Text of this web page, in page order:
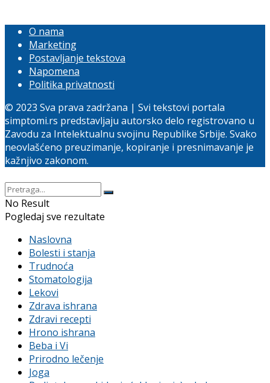
O nama
Marketing
Postavljanje tekstova
Napomena
Politika privatnosti
© 2023 Sva prava zadržana | Svi tekstovi portala
simptomi.rs predstavljaju autorsko delo registrovano u
Zavodu za Intelektualnu svojinu Republike Srbije. Svako
neovlašćeno preuzimanje, kopiranje i presnimavanje je
kažnjivo zakonom.
No Result
Pogledaj sve rezultate
Naslovna
Bolesti i stanja
Trudnoća
Stomatologija
Lekovi
Zdrava ishrana
Zdravi recepti
Hrono ishrana
Beba i Vi
Prirodno lečenje
Joga